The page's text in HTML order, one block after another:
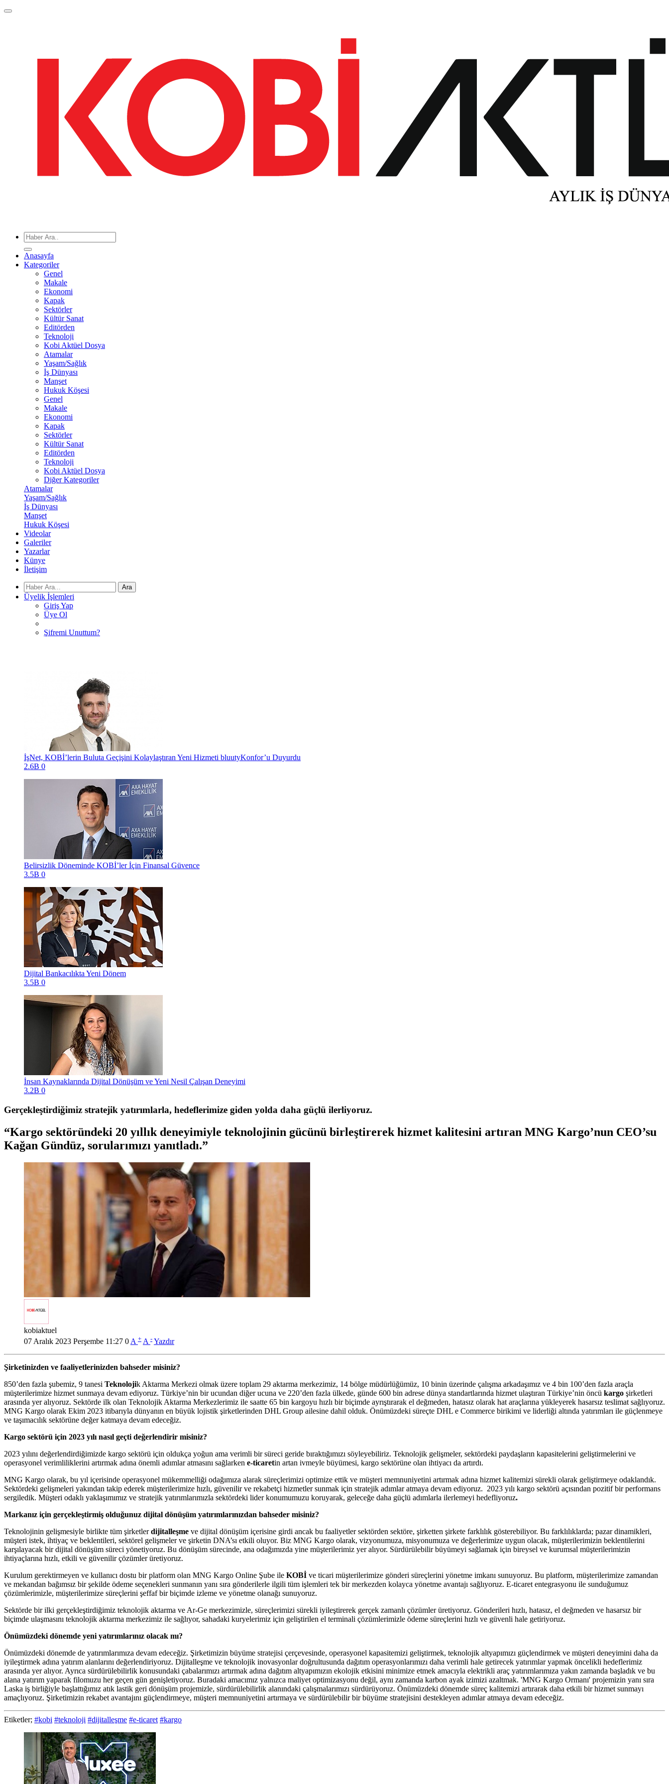
Anasayfa
Kategoriler
Genel
Makale
Ekonomi
Kapak
Sektörler
Kültür Sanat
Editörden
Teknoloji
Kobi Aktüel Dosya
Atamalar
Yaşam/Sağlık
İş Dünyası
Manşet
Hukuk Köşesi
Genel
Makale
Ekonomi
Kapak
Sektörler
Kültür Sanat
Editörden
Teknoloji
Kobi Aktüel Dosya
Diğer Kategoriler
Atamalar
Yaşam/Sağlık
İş Dünyası
Manşet
Hukuk Köşesi
Videolar
Galeriler
Yazarlar
Künye
İletişim
Ara
Üyelik İşlemleri
Giriş Yap
Üye Ol
Şifremi Unuttum?
İşNet, KOBİ’lerin Buluta Geçişini Kolaylaştıran Yeni Hizmeti bluutyKonfor’u Duyurdu
2.6B 0
Belirsizlik Döneminde KOBİ’ler İçin Finansal Güvence
3.5B 0
Dijital Bankacılıkta Yeni Dönem
3.5B 0
İnsan Kaynaklarında Dijital Dönüşüm ve Yeni Nesil Çalışan Deneyimi
3.2B 0
Gerçekleştirdiğimiz stratejik yatırımlarla, hedeflerimize giden yolda daha güçlü ilerliyoruz.
Kargo sektöründeki 20 yıllık deneyimiyle teknolojinin gücünü birleştirerek hizmet kalitesini artıran MNG Kargo’nun CEO’su
Kağan Gündüz, sorularımızı yanıtladı.
kobiaktuel
07 Aralık 2023 Perşembe 11:27 0 A + A - Yazdır
Şirketinizden ve faaliyetlerinizden bahseder misiniz?
850’den fazla şubemiz, 9 tanesi Teknolojik Aktarma Merkezi olmak üzere toplam 29 aktarma merkezimiz, 14 bölge müdürlüğümüz, 10 binin üzerinde çalışma arkadaşımız ve 4 bin 100’den fazla araçla
müşterilerimize hizmet sunmaya devam ediyoruz. Türkiye’nin bir ucundan diğer ucuna ve 220’den fazla ülkede, günde 600 bin adrese dünya standartlarında hizmet ulaştıran Türkiye’nin öncü kargo şirketleri
arasında yer alıyoruz. Sektörde ilk olan Teknolojik Aktarma Merkezlerimiz ile saatte 65 bin kargoyu hızlı bir biçimde ayrıştırarak el değmeden, hatasız olarak hat araçlarına yükleyerek hasarsız teslimat sağlıyoruz.
MNG Kargo olarak Ekim 2023 itibarıyla dünyanın en büyük lojistik şirketlerinden DHL Group ailesine dahil olduk. Önümüzdeki süreçte DHL e Commerce birikimi ve liderliği altında yatırımları ile güçlenmeye
ve taşımacılık sektörüne değer katmaya devam edeceğiz.
Kargo sektörü için 2023 yılı nasıl geçti değerlendirir misiniz?
2023 yılını değerlendirdiğimizde kargo sektörü için oldukça yoğun ama verimli bir süreci geride bıraktığımızı söyleyebiliriz. Teknolojik gelişmeler, sektördeki paydaşların kapasitelerini geliştirmelerini ve
operasyonel verimliliklerini artırmak adına önemli adımlar atmasını sağlarken e-ticaretin artan ivmeyle büyümesi, kargo sektörüne olan ihtiyacı da artırdı.
MNG Kargo olarak, bu yıl içerisinde operasyonel mükemmelliği odağımıza alarak süreçlerimizi optimize ettik ve müşteri memnuniyetini artırmak adına hizmet kalitemizi sürekli olarak geliştirmeye odaklandık.
Sektördeki gelişmeleri yakından takip ederek müşterilerimize hızlı, güvenilir ve rekabetçi hizmetler sunmak için stratejik adımlar atmaya devam ediyoruz. 2023 yılı kargo sektörü açısından pozitif bir performans
sergiledik. Müşteri odaklı yaklaşımımız ve stratejik yatırımlarımızla sektördeki lider konumumuzu koruyarak, geleceğe daha güçlü adımlarla ilerlemeyi hedefliyoruz.
Markanız için gerçekleştirmiş olduğunuz dijital dönüşüm yatırımlarınızdan bahseder misiniz?
Teknolojinin gelişmesiyle birlikte tüm şirketlerdijitalleşme ve dijital dönüşüm içerisine girdi ancak bu faaliyetler sektörden sektöre, şirketten şirkete farklılık gösterebiliyor. Bu farklılıklarda; pazar dinamikleri,
müşteri istek, ihtiyaç ve beklentileri, sektörel gelişmeler ve şirketin DNA’sı etkili oluyor. Biz MNG Kargo olarak, vizyonumuza, misyonumuza ve değerlerimize uygun olacak, müşterilerimizin beklentilerini
karşılayacak bir dijital dönüşüm süreci yönetiyoruz. Bu dönüşüm sürecinde, ana odağımızda yine müşterilerimiz yer alıyor. Sürdürülebilir büyümeyi sağlamak için bireysel ve kurumsal müşterilerimizin
ihtiyaçlarına hızlı, etkili ve güvenilir çözümler üretiyoruz.
Kurulum gerektirmeyen ve kullanıcı dostu bir platform olan MNG Kargo Online Şube ile KOBİ ve ticari müşterilerimize gönderi süreçlerini yönetme imkanı sunuyoruz. Bu platform, müşterilerimize zamandan
ve mekandan bağımsız bir şekilde ödeme seçenekleri sunmanın yanı sıra gönderilerle ilgili tüm işlemleri tek bir merkezden kolayca yönetme avantajı sağlıyoruz. E-ticaret entegrasyonu ile sunduğumuz
çözümlerimizle, müşterilerimize süreçlerini şeffaf bir biçimde izleme ve yönetme olanağı sunuyoruz.
Sektörde bir ilki gerçekleştirdiğimiz teknolojik aktarma ve Ar-Ge merkezimizle, süreçlerimizi sürekli iyileştirerek gerçek zamanlı çözümler üretiyoruz. Gönderileri hızlı, hatasız, el değmeden ve hasarsız bir
biçimde ulaşmasını teknolojik aktarma merkezimiz ile sağlıyor, sahadaki kuryelerimiz için geliştirilen el terminali çözümlerimizle ödeme süreçlerini hızlı ve güvenli hale getiriyoruz.
Önümüzdeki dönemde yeni yatırımlarınız olacak mı?
Önümüzdeki dönemde de yatırımlarımıza devam edeceğiz. Şirketimizin büyüme stratejisi çerçevesinde, operasyonel kapasitemizi geliştirmek, teknolojik altyapımızı güçlendirmek ve müşteri deneyimini daha da
iyileştirmek adına yatırım alanlarını değerlendiriyoruz. Dijitalleşme ve teknolojik inovasyonlar doğrultusunda dağıtım operasyonlarımızı daha verimli hale getirecek yatırımlar yapmak öncelikli hedeflerimiz
arasında yer alıyor. Ayrıca sürdürülebilirlik konusundaki çabalarımızı artırmak adına dağıtım altyapımızın ekolojik etkisini minimize etmek amacıyla elektrikli araç yatırımlarımıza yakın zamanda başladık ve bu
alana yatırım yaparak filomuzu her geçen gün genişletiyoruz. Buradaki amacımız yalnızca maliyet optimizasyonu değil, aynı zamanda karbon ayak izimizi azaltmak. 'MNG Kargo Ormanı' projemizin yanı sıra
Laska iş birliğiyle başlattığımız atık lastik geri dönüşüm projemizle, sürdürülebilirlik alanındaki çalışmalarımızı sürdürüyoruz. Önümüzdeki dönemde süreç kalitemizi artırarak daha etkili bir hizmet sunmayı
amaçlıyoruz. Şirketimizin rekabet avantajını güçlendirmeye, müşteri memnuniyetini artırmaya ve sürdürülebilir bir büyüme stratejisini destekleyen adımlar atmaya devam edeceğiz.
Etiketler; #kobi #teknoloji #dijitalleşme #e-ticaret #kargo